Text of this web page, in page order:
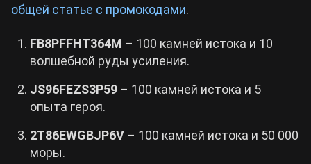
общей статье с промокодами.
FB8PFFHT364M – 100 камней истока и 10
волшебной руды усиления.
JS96FEZS3P59 – 100 камней истока и 5
опыта героя.
2T86EWGBJP6V – 100 камней истока и 50 000
моры.